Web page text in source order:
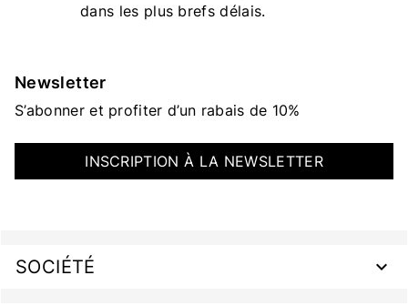
dans les plus brefs délais.
Newsletter
S’abonner et profiter d’un rabais de 10%
INSCRIPTION À LA NEWSLETTER
SOCIÉTÉ